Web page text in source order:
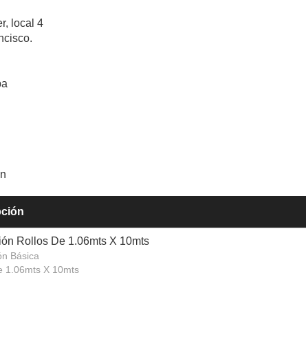
local 4
Rollos De 1.06mts X 10mts
Básica
1.06mts X 10mts